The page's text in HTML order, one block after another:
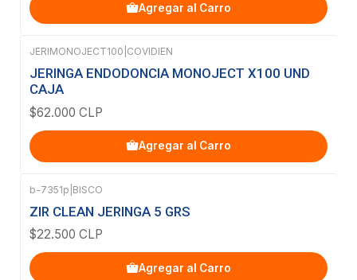
Agregar al Carro
JERIMONOJECT100 COVIDIEN
JERINGA ENDODONCIA MONOJECT X100 UND
CAJA
$62.000 CLP
Agregar al Carro
b-7351p BISCO
ZIR CLEAN JERINGA 5 GRS
$22.500 CLP
Agregar al Carro